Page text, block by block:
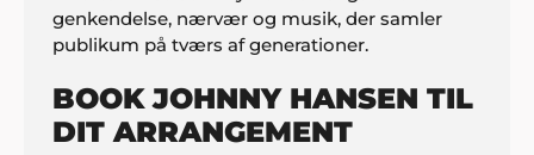
genkendelse, nærvær og musik, der samler
publikum på tværs af generationer.
BOOK JOHNNY HANSEN TIL
DIT ARRANGEMENT